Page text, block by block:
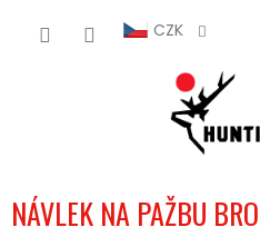
CZK
NÁVLEK NA PAŽBU